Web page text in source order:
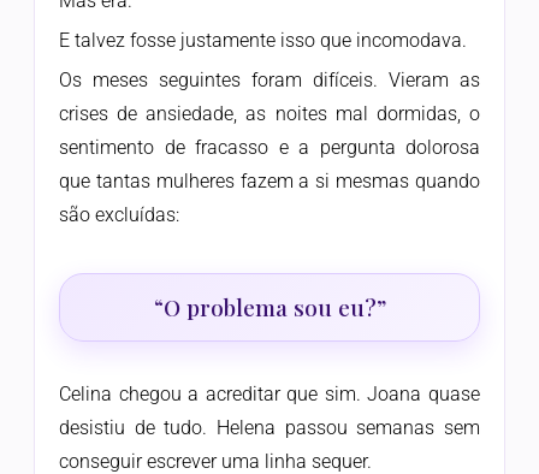
E talvez fosse justamente isso que incomodava.
Os meses seguintes foram difíceis. Vieram as
crises de ansiedade, as noites mal dormidas, o
sentimento de fracasso e a pergunta dolorosa
que tantas mulheres fazem a si mesmas quando
são excluídas:
“O problema sou eu?”
Celina chegou a acreditar que sim. Joana quase
desistiu de tudo. Helena passou semanas sem
conseguir escrever uma linha sequer.